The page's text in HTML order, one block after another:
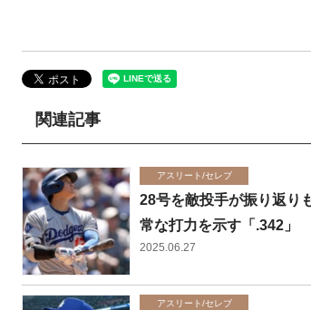
関連記事
アスリート/セレブ
28号を敵投手が振り返り
常な打力を示す「.342」
2025.06.27
アスリート/セレブ